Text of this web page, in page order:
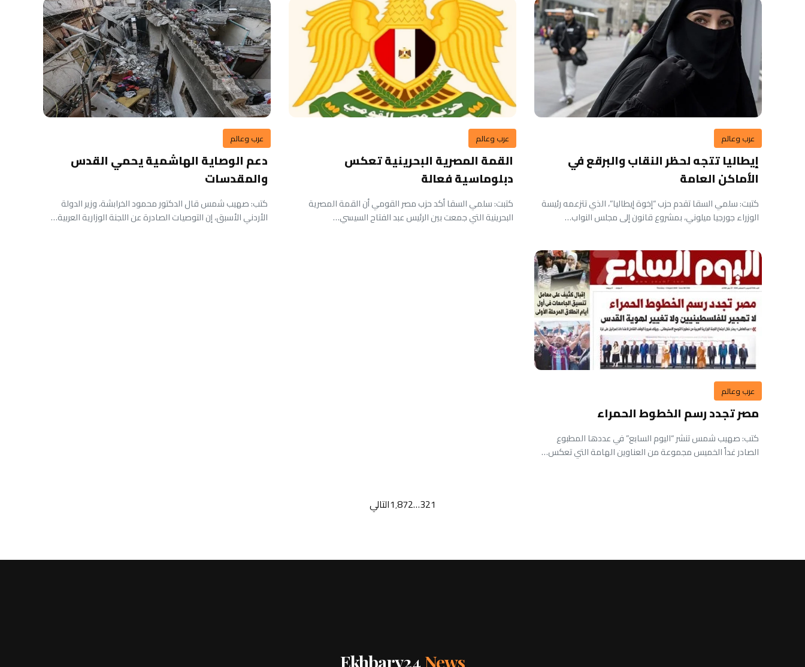
عرب وعالم
إيطاليا تتجه لحظر النقاب والبرقع في
الأماكن العامة
كتبت: سلمي السقا تقدم حزب “إخوة إيطاليا”، الذي تتزعمه رئيسة
الوزراء جورجيا ميلوني، بمشروع قانون إلى مجلس النواب…
عرب وعالم
القمة المصرية البحرينية تعكس
دبلوماسية فعالة
كتبت: سلمي السقا أكد حزب مصر القومي أن القمة المصرية
البحرينية التي جمعت بين الرئيس عبد الفتاح السيسي…
عرب وعالم
دعم الوصاية الهاشمية يحمي القدس
والمقدسات
كتب: صهيب شمس قال الدكتور محمود الخرابشة، وزير الدولة
الأردني الأسبق، إن التوصيات الصادرة عن اللجنة الوزارية العربية…
عرب وعالم
مصر تجدد رسم الخطوط الحمراء
كتب: صهيب شمس تنشر “اليوم السابع” في عددها المطبوع
الصادر غداً الخميس مجموعة من العناوين الهامة التي تعكس…
1
2
3
…1٬872التالي
Ekhbary24 News